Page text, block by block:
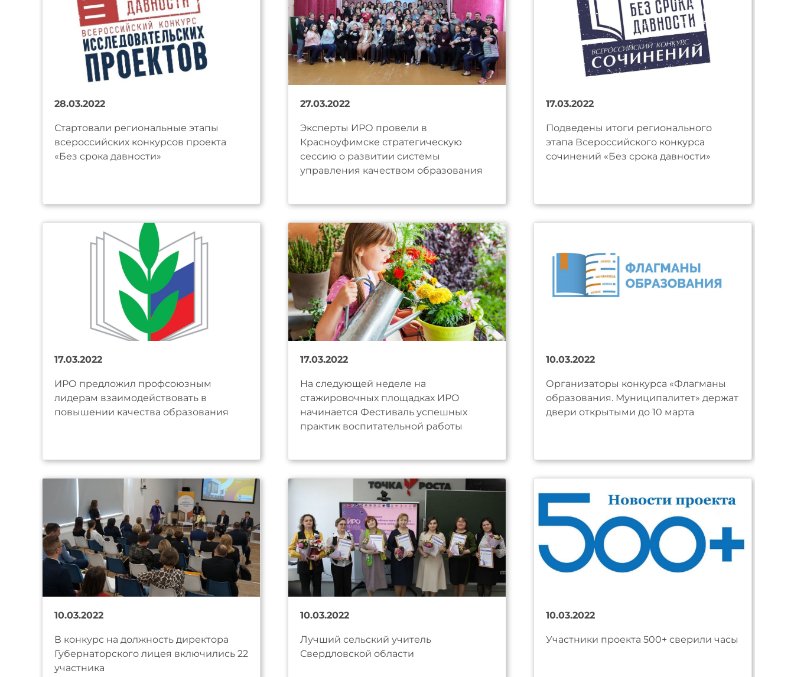
28.03.2022
Стартовали региональные этапы
всероссийских конкурсов проекта
«Без срока давности»
27.03.2022
Эксперты ИРО провели в
Красноуфимске стратегическую
сессию о развитии системы
управления качеством образования
17.03.2022
Подведены итоги регионального
этапа Всероссийского конкурса
сочинений «Без срока давности»
17.03.2022
ИРО предложил профсоюзным
лидерам взаимодействовать в
повышении качества образования
17.03.2022
На следующей неделе на
стажировочных площадках ИРО
начинается Фестиваль успешных
практик воспитательной работы
10.03.2022
Организаторы конкурса «Флагманы
образования. Муниципалитет» держат
двери открытыми до 10 марта
10.03.2022
В конкурс на должность директора
Губернаторского лицея включились 22
участника
10.03.2022
Лучший сельский учитель
Свердловской области
10.03.2022
Участники проекта 500+ сверили часы